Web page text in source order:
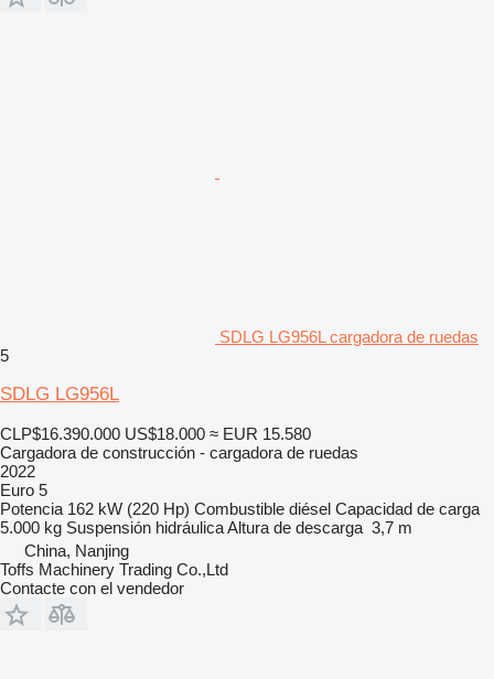
SDLG LG956L cargadora de ruedas
5
SDLG LG956L
CLP$16.390.000 US$18.000 ≈ EUR 15.580
Cargadora de construcción - cargadora de ruedas
2022
Euro 5
Potencia 162 kW (220 Hp) Combustible diésel Capacidad de carga
5.000 kg Suspensión hidráulicaAltura de descarga 3,7 m
China, Nanjing
Toffs Machinery Trading Co.,Ltd
Contacte con el vendedor